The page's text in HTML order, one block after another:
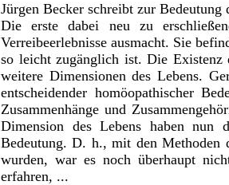
Jürgen Becker schreibt zur
Die erste dabei neu zu
Verreibeerlebnisse ausmacht. Sie
so leicht zugänglich ist. Die Existenz
weitere Dimensionen des Lebens.
entscheidender homöopathischer
Zusammenhänge und
Dimension des Lebens haben nun
Bedeutung. D. h., mit den Methoden
wurden, war es noch überhaupt
erfahren, ...